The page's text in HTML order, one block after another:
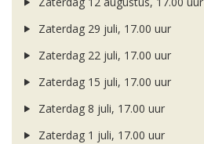
Zaterdag 29 juli, 17.00 uur
Zaterdag 22 juli, 17.00 uur
Zaterdag 15 juli, 17.00 uur
Zaterdag 8 juli, 17.00 uur
Zaterdag 1 juli, 17.00 uur